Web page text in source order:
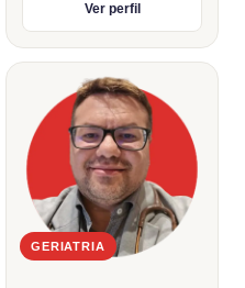
Ver perfil
GERIATRIA